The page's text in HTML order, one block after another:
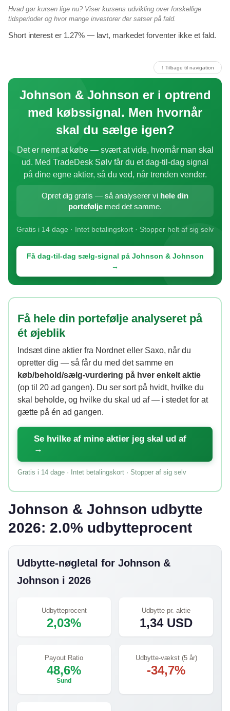
Hvad gør kursen lige nu? Viser kursens udvikling over forskellige
tidsperioder og hvor mange investorer der satser på fald.
Short interest er 1.27% — lavt, markedet forventer ikke et fald.
↑ Tilbage til navigation
Johnson & Johnson er i optrend
med købssignal. Men hvornår
skal du sælge igen?
Det er nemt at købe — svært at vide, hvornår man skal
ud. Med TradeDesk Sølv får du et dag-til-dag signal
på dine egne aktier, så du ved, når trenden vender.
Opret dig gratis — så analyserer vi hele din
portefølje med det samme.
Gratis i 14 dage · Intet betalingskort · Stopper helt af sig selv
Få dag-til-dag sælg-signal på Johnson & Johnson
→
Få hele din portefølje analyseret på
ét øjeblik
Indsæt dine aktier fra Nordnet eller Saxo, når du
opretter dig — så får du med det samme en
køb/behold/sælg-vurdering på hver enkelt aktie
(op til 20 ad gangen). Du ser sort på hvidt, hvilke du
skal beholde, og hvilke du skal ud af — i stedet for at
gætte på én ad gangen.
Se hvilke af mine aktier jeg skal ud af
→
Gratis i 14 dage · Intet betalingskort · Stopper af sig selv
Johnson & Johnson udbytte
2026: 2.0% udbytteprocent
Udbytte-nøgletal for Johnson &
Johnson i 2026
Udbytteprocent
2,03%
Udbytte pr. aktie
1,34 USD
Payout Ratio
48,6%
Sund
Udbytte-vækst (5 år)
-34,7%